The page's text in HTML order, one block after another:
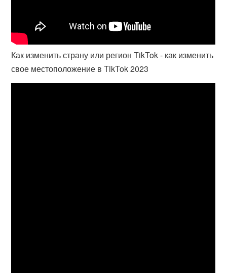
Как изменить страну или регион TikTok - как изменить
свое местоположение в TikTok 2023